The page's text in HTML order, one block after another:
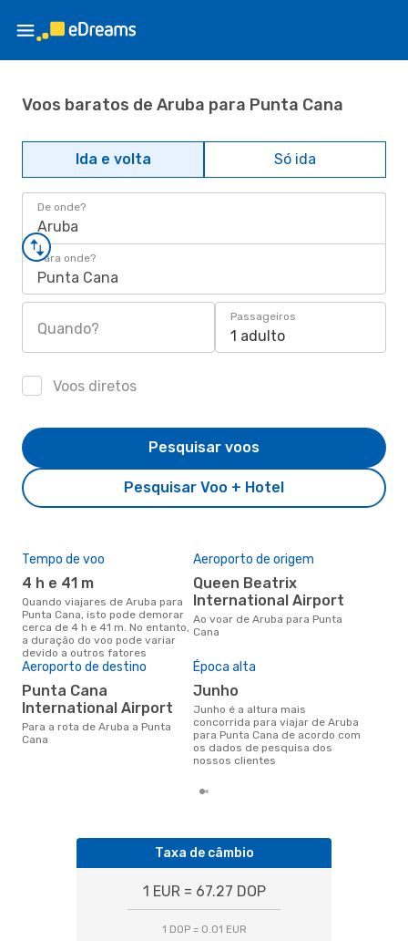
Voos baratos de Aruba para Punta Cana
Ida e volta Só ida
De onde?
Aruba
Para onde?
Punta Cana
Quando?
Passageiros
1 adulto
Voos diretos
Pesquisar Voo + Hotel
Pesquisar voos
Tempo de voo
4 h e 41 m
Quando viajares de Aruba para
Punta Cana, isto pode demorar
cerca de 4 h e 41 m. No entanto,
a duração do voo pode variar
devido a outros fatores
Aeroporto de origem
Queen Beatrix
International Airport
Ao voar de Aruba para Punta
Cana
Aeroporto de destino
Punta Cana
International Airport
Para a rota de Aruba a Punta
Cana
Época alta
junho
junho é a altura mais
concorrida para viajar de Aruba
para Punta Cana de acordo com
os dados de pesquisa dos
nossos clientes
Taxa de câmbio
1 EUR = 67.27 DOP
1 DOP = 0.01 EUR